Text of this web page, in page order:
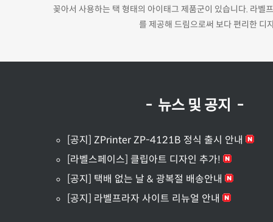
꽂아서 사용하는 택 형태의 아이태그 제품군이 있습니다. 라벨
를 제공해 드림으로써 보다 편리한 디
- 뉴스 및 공지 -
[공지] ZPrinter ZP-4121B 정식 출시 안내
[라벨스페이스] 클립아트 디자인 추가!
[공지] 택배 없는 날 & 광복절 배송안내
[공지] 라벨프라자 사이트 리뉴얼 안내